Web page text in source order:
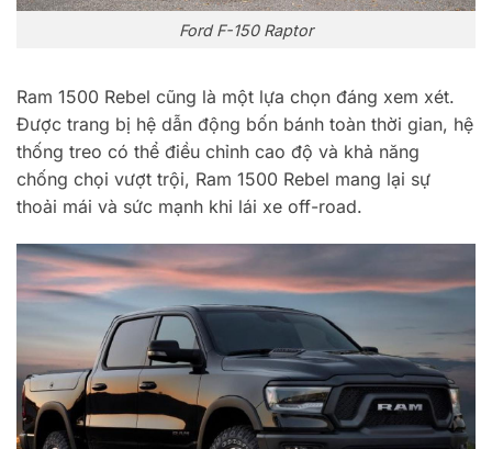
Ford F-150 Raptor
Ram 1500 Rebel cũng là một lựa chọn đáng xem xét.
Được trang bị hệ dẫn động bốn bánh toàn thời gian, hệ
thống treo có thể điều chỉnh cao độ và khả năng
chống chọi vượt trội, Ram 1500 Rebel mang lại sự
thoải mái và sức mạnh khi lái xe off-road.